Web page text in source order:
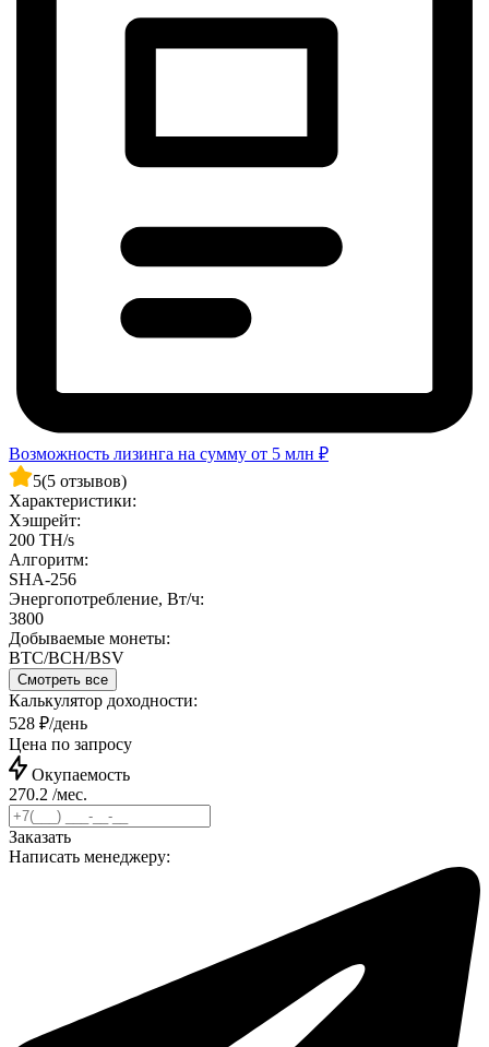
Возможность лизинга на сумму от 5 млн ₽
5(5 отзывов)
Характеристики:
Хэшрейт:
200 TH/s
Алгоритм:
SHA-256
Энергопотребление, Вт/ч:
3800
Добываемые монеты:
BTC/BCH/BSV
Смотреть все
Калькулятор доходности:
528 ₽/день
Цена по запросу
Окупаемость
270.2 /мес.
Заказать
Написать менеджеру: